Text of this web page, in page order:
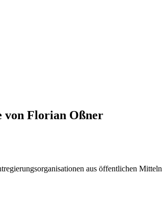
von Florian Oßner
aus öffentlichen Mitteln